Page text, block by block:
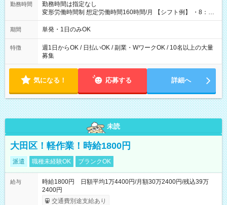
勤務時間
勤務時間は指定なし
変形労働時間制 想定労働時間160時間/月 【シフト例】 ・8：00
～21：00
期間 単発・1日のみOK
特徴
週1日からOK / 日払いOK / 副業・WワークOK / 10名以上の大量
募集
気になる！ 応募する 詳細へ
未読
大田区！軽作業！時給1800円
派遣 職種未経験OK ブランクOK
給与
時給1800円 日額平均1万4400円/月額30万2400円/残込39万
2400円
交通費別途支給あり